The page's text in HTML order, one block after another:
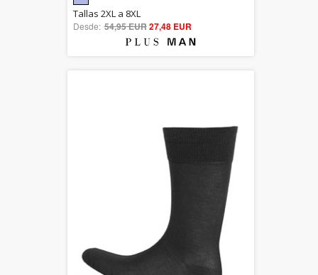
5.00
out of 5
Tallas 2XL a 8XL
Desde: 54,95 EUR27,48 EUR